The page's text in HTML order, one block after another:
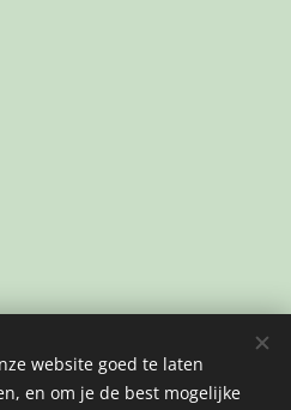
website goed te laten
en om je de best mogelijke